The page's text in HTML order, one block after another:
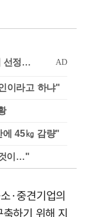
이라고 하냐"
에 45㎏ 감량"
이…"
·중견기업의
하기 위해 지